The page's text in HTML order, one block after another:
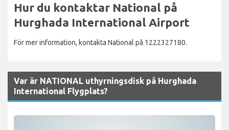
Hur du kontaktar National på
Hurghada International Airport
För mer information, kontakta National på 1222327180.
Var är NATIONAL uthyrningsdisk på Hurghada
International Flygplats?